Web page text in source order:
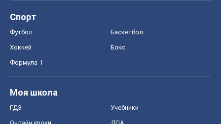
Спорт
Футбол Баскетбол
Хоккей Бокс
Формула-1
Моя школа
ГДЗ Учебники